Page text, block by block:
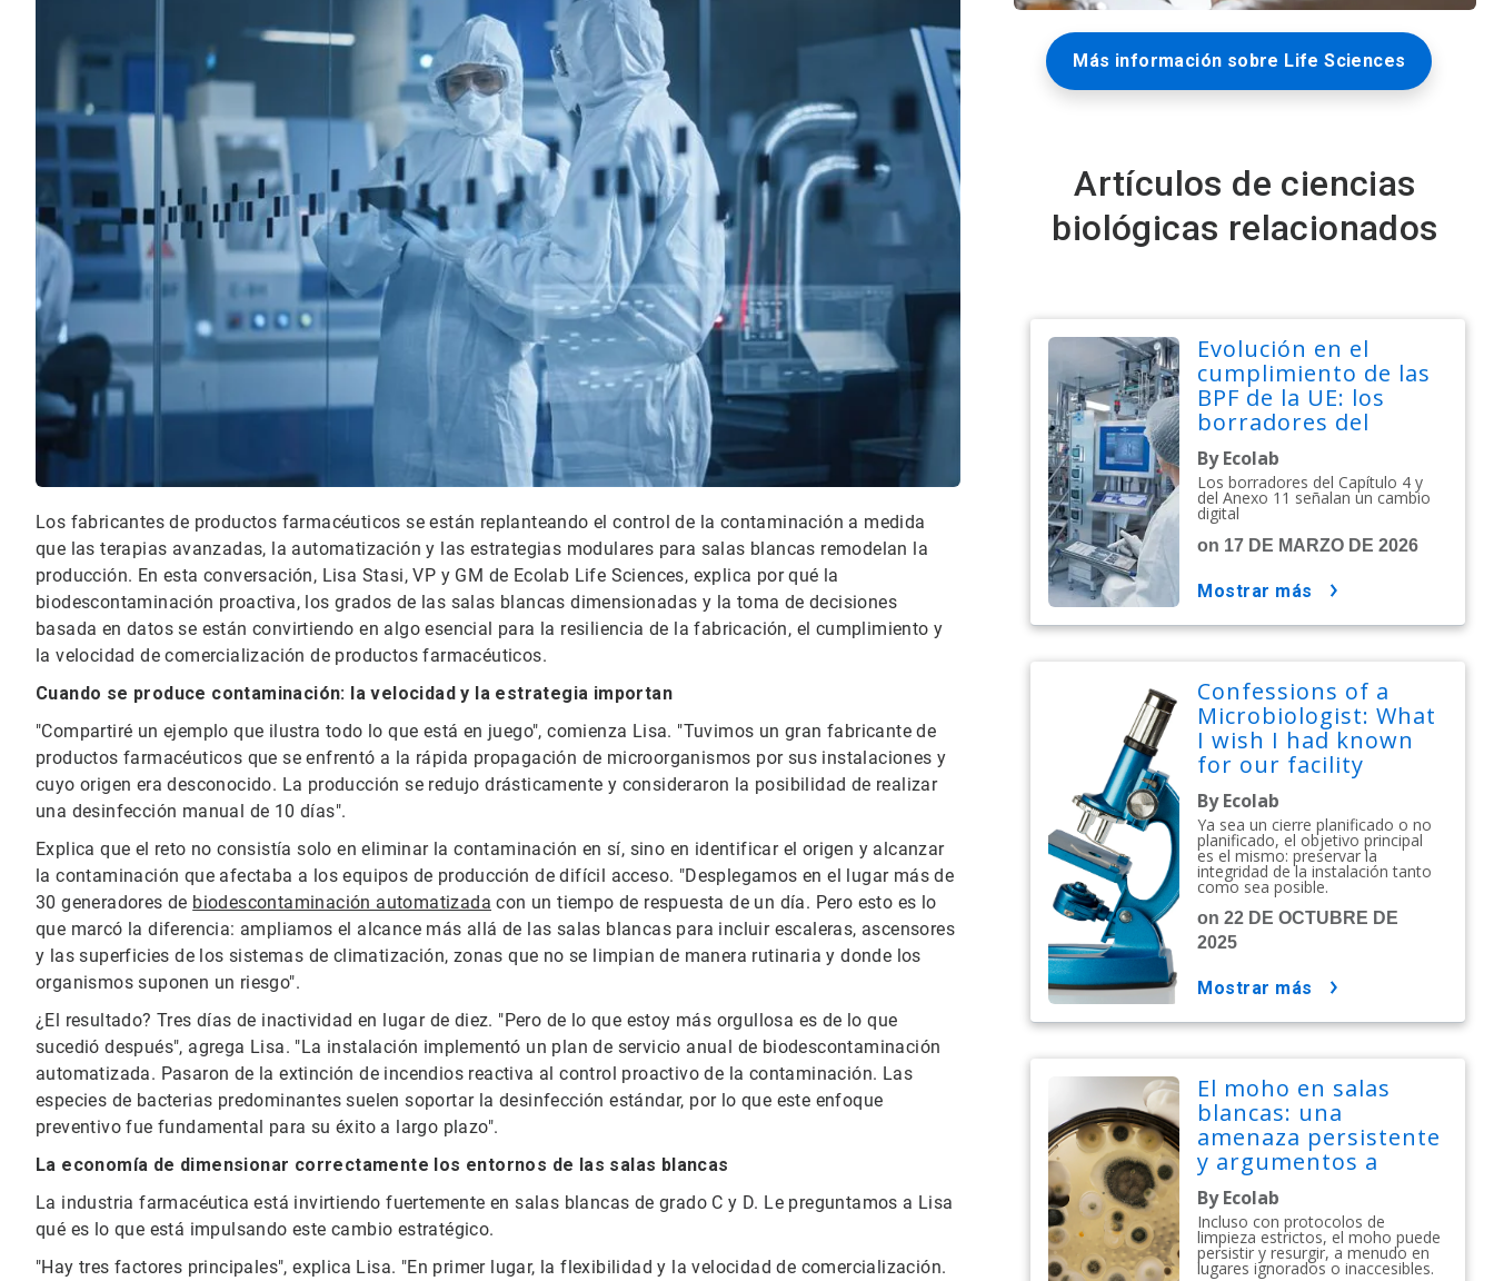
Los fabricantes de productos farmacéuticos se están replanteando el control de la contaminación a medida
que las terapias avanzadas, la automatización y las estrategias modulares para salas blancas remodelan la
producción. En esta conversación, Lisa Stasi, VP y GM de Ecolab Life Sciences, explica por qué la
biodescontaminación proactiva, los grados de las salas blancas dimensionadas y la toma de decisiones
basada en datos se están convirtiendo en algo esencial para la resiliencia de la fabricación, el cumplimiento y
la velocidad de comercialización de productos farmacéuticos.
Cuando se produce contaminación: la velocidad y la estrategia importan
"Compartiré un ejemplo que ilustra todo lo que está en juego", comienza Lisa. "Tuvimos un gran fabricante de
productos farmacéuticos que se enfrentó a la rápida propagación de microorganismos por sus instalaciones y
cuyo origen era desconocido. La producción se redujo drásticamente y consideraron la posibilidad de realizar
una desinfección manual de 10 días".
Explica que el reto no consistía solo en eliminar la contaminación en sí, sino en identificar el origen y alcanzar
la contaminación que afectaba a los equipos de producción de difícil acceso. "Desplegamos en el lugar más de
30 generadores de biodescontaminación automatizada con un tiempo de respuesta de un día. Pero esto es lo
que marcó la diferencia: ampliamos el alcance más allá de las salas blancas para incluir escaleras, ascensores
y las superficies de los sistemas de climatización, zonas que no se limpian de manera rutinaria y donde los
organismos suponen un riesgo".
¿El resultado? Tres días de inactividad en lugar de diez. "Pero de lo que estoy más orgullosa es de lo que
sucedió después", agrega Lisa. "La instalación implementó un plan de servicio anual de biodescontaminación
automatizada. Pasaron de la extinción de incendios reactiva al control proactivo de la contaminación. Las
especies de bacterias predominantes suelen soportar la desinfección estándar, por lo que este enfoque
preventivo fue fundamental para su éxito a largo plazo".
La economía de dimensionar correctamente los entornos de las salas blancas
La industria farmacéutica está invirtiendo fuertemente en salas blancas de grado C y D. Le preguntamos a Lisa
qué es lo que está impulsando este cambio estratégico.
"Hay tres factores principales", explica Lisa. "En primer lugar, la flexibilidad y la velocidad de comercialización.
Más información sobre Life Sciences
Artículos de ciencias
biológicas relacionados
Evolución en el
cumplimiento de las
BPF de la UE: los
borradores del
Capítulo 4 y el Anexo
11 señalan un
cambio digital
By Ecolab
Los borradores del Capítulo 4 y
del Anexo 11 señalan un cambio
digital
on 17 DE MARZO DE 2026
mostrar más
Confessions of a
Microbiologist: What
I wish I had known
for our facility
shutdown
By Ecolab
Ya sea un cierre planificado o no
planificado, el objetivo principal
es el mismo: preservar la
integridad de la instalación tanto
como sea posible.
on 22 DE OCTUBRE DE
2025
mostrar más
El moho en salas
blancas: una
amenaza persistente
y argumentos a
favor de la
biodescontaminación
proactiva
By Ecolab
Incluso con protocolos de
limpieza estrictos, el moho puede
persistir y resurgir, a menudo en
lugares ignorados o inaccesibles.